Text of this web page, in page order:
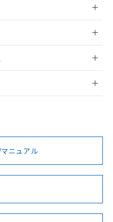
員登録
だく前に、以下を必ずお読
ニュアル
とは、
て"
の「1.共同利
の非含有証明書
ル酸エステル類４
了までの期間は出
することから備考
りました。